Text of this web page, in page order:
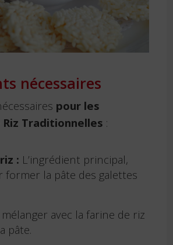
nécessaires
pour les
Traditionnelles :
: L’ingrédient principal,
former la pâte des galettes
avec la farine de riz
pâte.